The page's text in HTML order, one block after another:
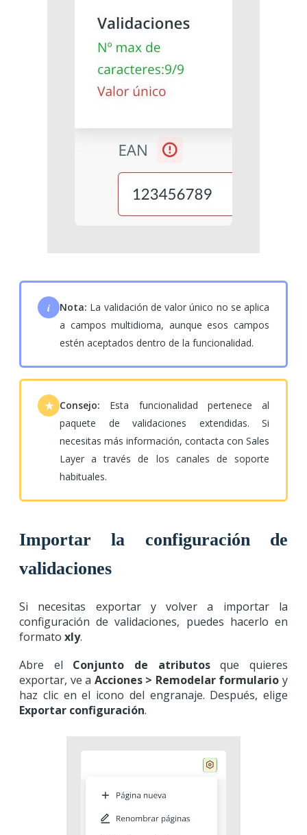
i Nota: La validación de valor único no se aplica
a campos multidioma, aunque esos campos
estén aceptados dentro de la funcionalidad.
★ Consejo: Esta funcionalidad pertenece al
paquete de validaciones extendidas. Si
necesitas más información, contacta con Sales
Layer a través de los canales de soporte
habituales.
Importar la configuración de
validaciones
Si necesitas exportar y volver a importar la
configuración de validaciones, puedes hacerlo en
formato xly.
Abre el Conjunto de atributosque quieres
exportar, ve a Acciones > Remodelar formulario y
haz clic en el icono del engranaje. Después, elige
Exportar configuración.